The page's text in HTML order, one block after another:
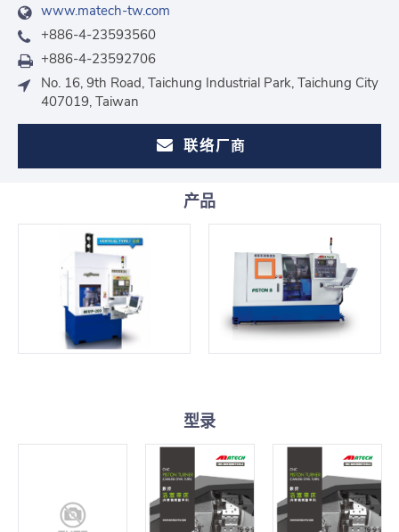
www.matech-tw.com
+886-4-23593560
+886-4-23592706
No. 16, 9th Road, Taichung Industrial Park, Taichung City
407019, Taiwan
联络厂商
产品
型录